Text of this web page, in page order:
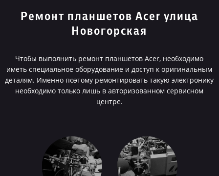
Ремонт планшетов Acer улица
Новогорская
Чтобы выполнить ремонт планшетов Acer, необходимо
иметь специальное оборудование и доступ к оригинальным
деталям. Именно поэтому ремонтировать такую электронику
необходимо только лишь в авторизованном сервисном
центре.